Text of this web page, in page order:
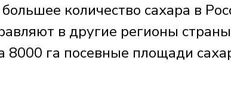
количество сахара в
в другие регионы
8000 га посевные площади